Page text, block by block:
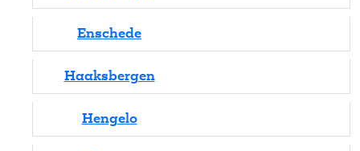
Enschede
Haaksbergen
Hengelo